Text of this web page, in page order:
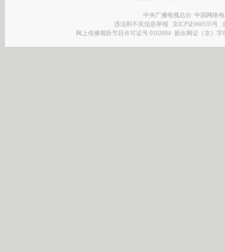
中央广播电视总台 中国网络
违法和不良信息举报
京ICP证060535号
网上传播视听节目许可证号 0102004 新出网证（京）